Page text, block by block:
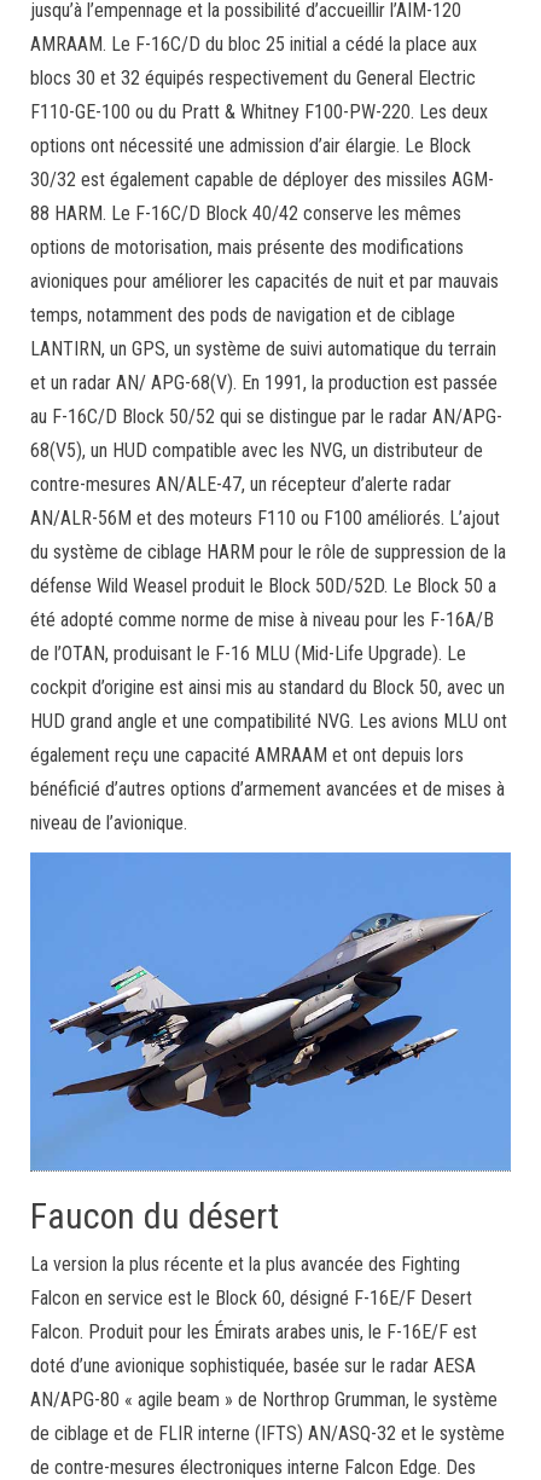
jusqu’à l’empennage et la possibilité d’accueillir l’AIM-120
AMRAAM. Le F-16C/D du bloc 25 initial a cédé la place aux
blocs 30 et 32 équipés respectivement du General Electric
F110-GE-100 ou du Pratt & Whitney F100-PW-220. Les deux
options ont nécessité une admission d’air élargie. Le Block
30/32 est également capable de déployer des missiles AGM-
88 HARM. Le F-16C/D Block 40/42 conserve les mêmes
options de motorisation, mais présente des modifications
avioniques pour améliorer les capacités de nuit et par mauvais
temps, notamment des pods de navigation et de ciblage
LANTIRN, un GPS, un système de suivi automatique du terrain
et un radar AN/ APG-68(V). En 1991, la production est passée
au F-16C/D Block 50/52 qui se distingue par le radar AN/APG-
68(V5), un HUD compatible avec les NVG, un distributeur de
contre-mesures AN/ALE-47, un récepteur d’alerte radar
AN/ALR-56M et des moteurs F110 ou F100 améliorés. L’ajout
du système de ciblage HARM pour le rôle de suppression de la
défense Wild Weasel produit le Block 50D/52D. Le Block 50 a
été adopté comme norme de mise à niveau pour les F-16A/B
de l’OTAN, produisant le F-16 MLU (Mid-Life Upgrade). Le
cockpit d’origine est ainsi mis au standard du Block 50, avec un
HUD grand angle et une compatibilité NVG. Les avions MLU ont
également reçu une capacité AMRAAM et ont depuis lors
bénéficié d’autres options d’armement avancées et de mises à
niveau de l’avionique.
Faucon du désert
La version la plus récente et la plus avancée des Fighting
Falcon en service est le Block 60, désigné F-16E/F Desert
Falcon. Produit pour les Émirats arabes unis, le F-16E/F est
doté d’une avionique sophistiquée, basée sur le radar AESA
AN/APG-80 « agile beam » de Northrop Grumman, le système
de ciblage et de FLIR interne (IFTS) AN/ASQ-32 et le système
de contre-mesures électroniques interne Falcon Edge. Des